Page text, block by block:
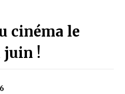
cinéma le
juin !